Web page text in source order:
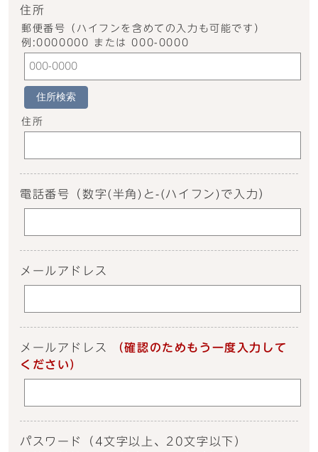
住所
郵便番号（ハイフンを含めての入力も可能です）
例:0000000 または 000-0000
住所検索
住所
電話番号 （数字(半角)と-(ハイフン)で入力）
メールアドレス
メールアドレス
（確認のためもう一度入力して
ください）
パスワード
（4文字以上、20文字以下）